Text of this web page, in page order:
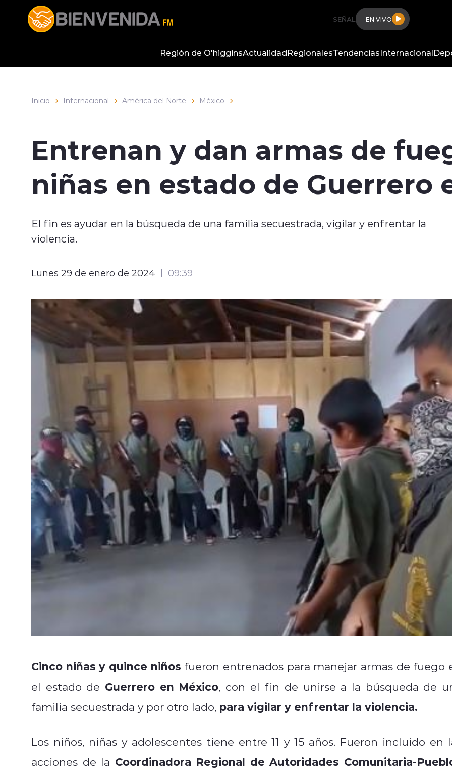
Click acá para ir directamente al contenido
SEÑAL EN VIVO
Región de O'higginsActualidadRegionalesTendenciasInternacional
Inicio Internacional América del Norte México
Entrenan y dan armas de
niñas en estado de Guerrero
El fin es ayudar en la búsqueda de una familia secuestrada, vigilar y enfrentar la
violencia.
Lunes 29 de enero de 2024 09:39
Cinco niñas y quince niños fueron entrenados para manejar armas de fuego
el estado de Guerrero en México, con el fin de unirse a la búsqueda de
familia secuestrada y por otro lado, para vigilar y enfrentar la violencia.
Los niños, niñas y adolescentes tiene entre 11 y 15 años. Fueron incluido en
acciones de la Coordinadora Regional de Autoridades Comunitaria-